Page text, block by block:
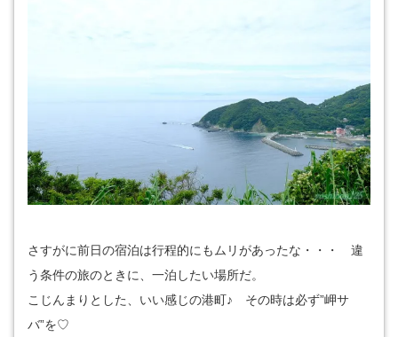
さすがに前日の宿泊は行程的にもムリがあったな・・・ 違
う条件の旅のときに、一泊したい場所だ。
こじんまりとした、いい感じの港町♪ その時は必ず”岬サ
バ”を♡